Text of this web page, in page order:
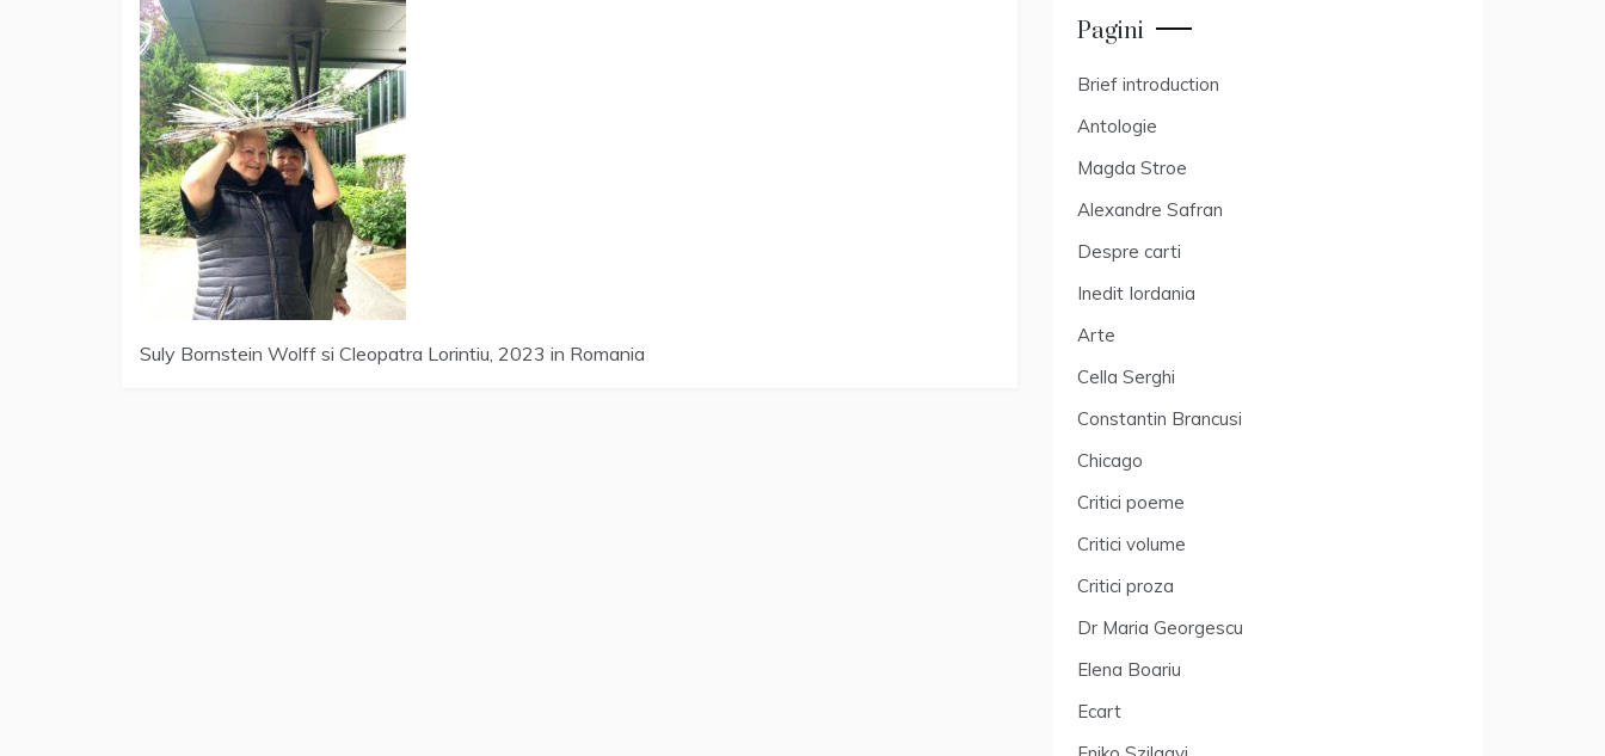
Suly Bornstein Wolff si Cleopatra Lorintiu, 2023 in Romania
Pagini
Brief introduction
Antologie
Magda Stroe
Alexandre Safran
Despre carti
Inedit Iordania
Arte
Cella Serghi
Constantin Brancusi
Chicago
Critici poeme
Critici volume
Critici proza
Dr Maria Georgescu
Elena Boariu
Ecart